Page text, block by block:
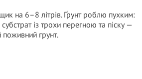
на 6–8 літрів. Ґрунт роблю пухким:
із трохи перегною та піску —
поживний грунт.